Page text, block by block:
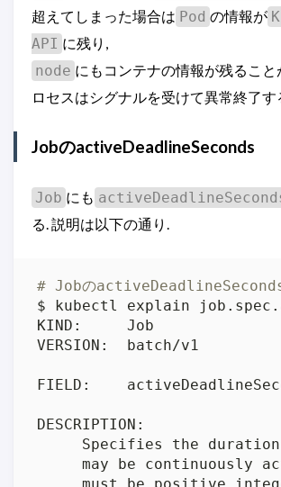
超えてしまった場合は Pod の情報が
API に残り,
node にもコンテナの情報が残るこ
ロセスはシグナルを受けて異常終了す
JobのactiveDeadlineSeconds
Job にも
る. 説明は以下の通り.
# JobのactiveDeadlineSeconds
may be continuously